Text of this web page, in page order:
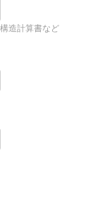
造計算書など